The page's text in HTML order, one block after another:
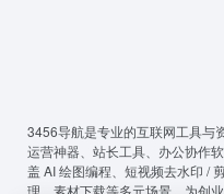
3456导航是专业的互联网工具与
运营神器、站长工具、办公协作
盖 AI 绘图编程、短视频去水印 /
理、素材下载等多元场景，为创